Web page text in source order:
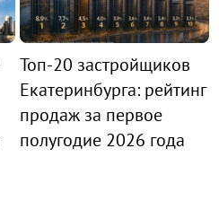
Топ-20 застройщиков
Екатеринбурга: рейтинг
продаж за первое
полугодие 2026 года